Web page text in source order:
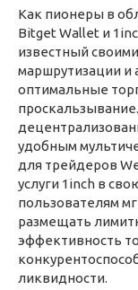
Как пионеры в
Bitget Wallet и
известный
маршрутизации и
оптимальные
удобным
для трейдеров
услуги 1inch в
пользователям
размещать
эффективность
ликвидности.